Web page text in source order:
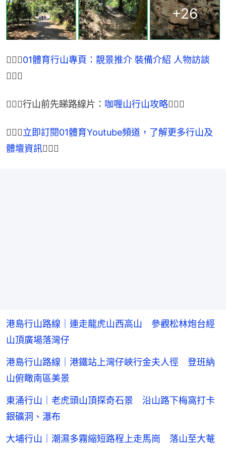
+26
🏃🏽‍♂01體育行山專頁：靚景推介 裝備介紹 人物訪談
🏃🏾‍♀
🏃🏽‍♂行山前先睇路線片： 咖喱山行山攻略🏃🏾‍♀
🏃🏽‍♂立即訂閱01體育Youtube頻道，了解更多行山及
體壇資訊🏃🏾‍♀
港島行山路線｜連走龍虎山西高山 參觀松林炮台經
山頂廣場落灣仔
港島行山路線｜港鐵站上灣仔峽行金夫人徑 登班納
山俯瞰南區美景
東涌行山｜老虎頭山頂探奇石景 沿山路下梅窩打卡
銀礦洞、瀑布
大埔行山｜潮濕多霧縮短路程上走馬崗 落山至大菴